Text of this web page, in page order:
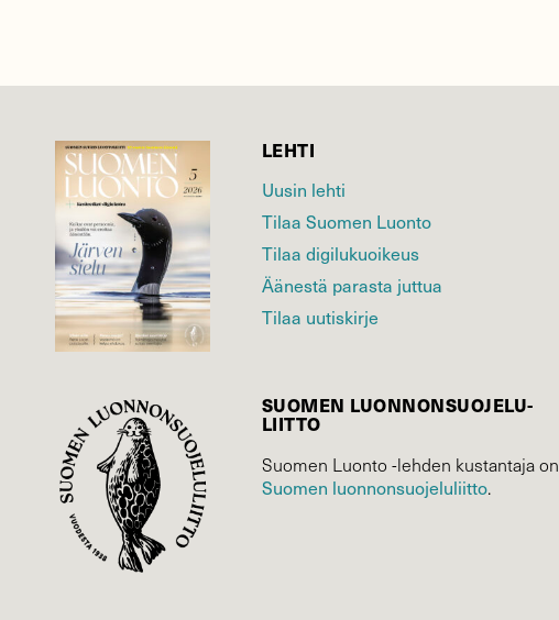
LEHTI
Uusin lehti
Tilaa Suomen Luonto
Tilaa digilukuoikeus
Äänestä parasta juttua
Tilaa uutiskirje
SUOMEN LUONNON­SUOJELU­
LIITTO
Suomen Luonto -lehden kustantaja on
Suomen luonnonsuojelu­liitto.